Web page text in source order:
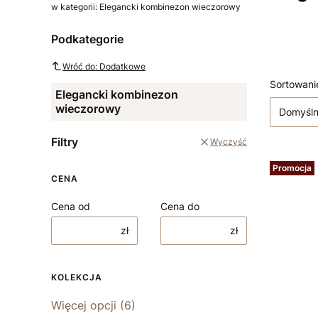
w kategorii: Elegancki kombinezon wieczorowy
Podkategorie
Wróć do: Dodatkowe
Elegancki kombinezon
wieczorowy
Filtry Wyczyść
CENA
Cena od
zł
Cena do
zł
KOLEKCJA
Kolekcja
Więcej opcji (6)
Lista
Promocja